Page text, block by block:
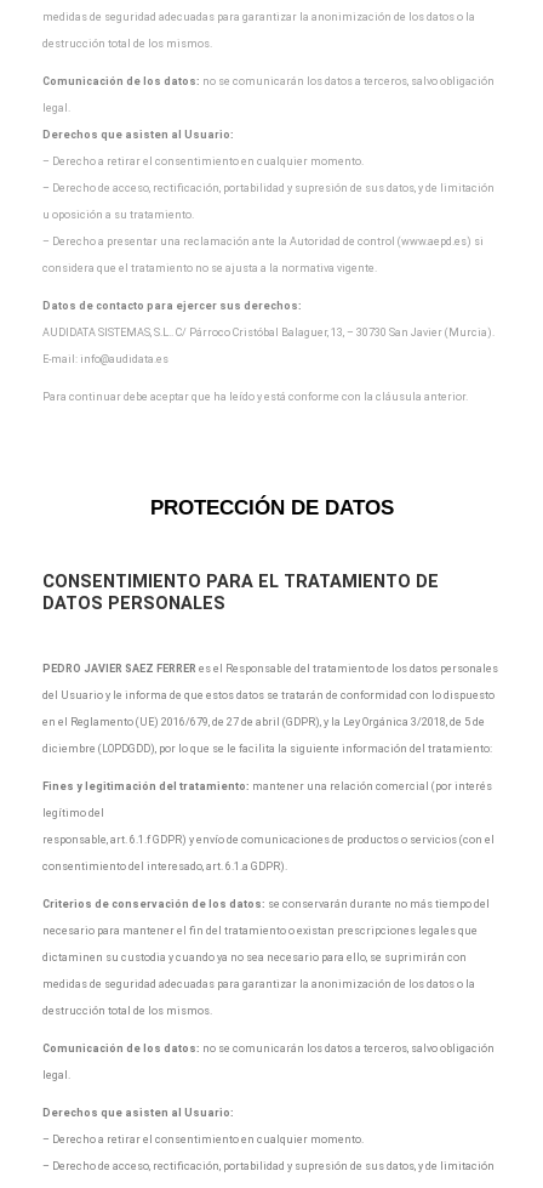
medidas de seguridad adecuadas para garantizar la anonimización de los datos o la
destrucción total de los mismos.
Comunicación de los datos: no se comunicarán los datos a terceros, salvo obligación
legal.
Derechos que asisten al Usuario:
– Derecho a retirar el consentimiento en cualquier momento.
– Derecho de acceso, rectificación, portabilidad y supresión de sus datos, y de limitación
u oposición a su tratamiento.
– Derecho a presentar una reclamación ante la Autoridad de control (www.aepd.es) si
considera que el tratamiento no se ajusta a la normativa vigente.
Datos de contacto para ejercer sus derechos:
AUDIDATA SISTEMAS, S.L.. C/ Párroco Cristóbal Balaguer, 13, – 30730 San Javier (Murcia).
E-mail: info@audidata.es
Para continuar debe aceptar que ha leído y está conforme con la cláusula anterior.
PROTECCIÓN DE DATOS
CONSENTIMIENTO PARA EL TRATAMIENTO DE
DATOS PERSONALES
PEDRO JAVIER SAEZ FERRER es el Responsable del tratamiento de los datos personales
del Usuario y le informa de que estos datos se tratarán de conformidad con lo dispuesto
en el Reglamento (UE) 2016/679, de 27 de abril (GDPR), y la Ley Orgánica 3/2018, de 5 de
diciembre (LOPDGDD), por lo que se le facilita la siguiente información del tratamiento:
Fines y legitimación del tratamiento: mantener una relación comercial (por interés
legítimo del
responsable, art. 6.1.f GDPR) y envío de comunicaciones de productos o servicios (con el
consentimiento del interesado, art. 6.1.a GDPR).
Criterios de conservación de los datos: se conservarán durante no más tiempo del
necesario para mantener el fin del tratamiento o existan prescripciones legales que
dictaminen su custodia y cuando ya no sea necesario para ello, se suprimirán con
medidas de seguridad adecuadas para garantizar la anonimización de los datos o la
destrucción total de los mismos.
Comunicación de los datos: no se comunicarán los datos a terceros, salvo obligación
legal.
Derechos que asisten al Usuario:
– Derecho a retirar el consentimiento en cualquier momento.
– Derecho de acceso, rectificación, portabilidad y supresión de sus datos, y de limitación